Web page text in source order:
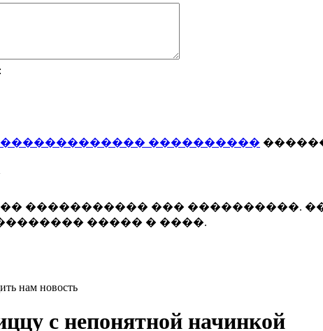
����������
����������� ��� ����������.
����� � ����.
нам новость
с непонятной начинкой